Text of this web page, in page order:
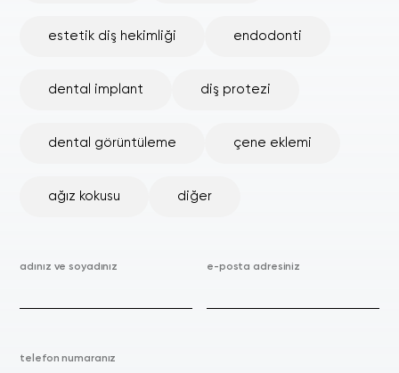
estetik diş hekimliği endodonti
dental implant diş protezi
dental görüntüleme çene eklemi
ağız kokusu diğer
adınız ve soyadınız e-posta adresiniz
telefon numaranız